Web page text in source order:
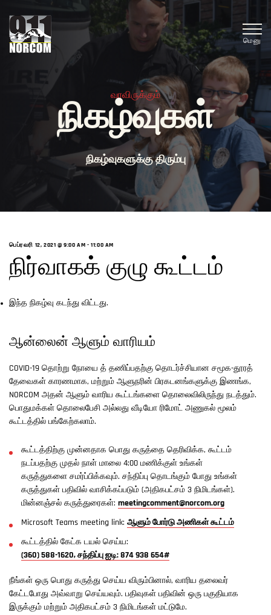
மெனு
வரவிருக்கும்
நிகழ்வுகள்
நிகழ்வுகளுக்கு திரும்பு
பெப்ரவரி 12, 2021 @ 9:00 AM -11:00 AM
நிர்வாகக் குழு கூட்டம்
இந்த நிகழ்வு கடந்து விட்டது.
ஆன்லைன் ஆளும் வாரியம்
COVID-19 தொற்று நோயை த் தணிப்பதற்கு தொடர்ச்சியான சமூக-தூரத்
தேவைகள் காரணமாக, மற்றும் ஆளுநரின் பிரகடனங்களுக்கு இணங்க,
NORCOM அதன் ஆளும் வாரிய கூட்டங்களை தொலைவிலிருந்து நடத்தும்.
பொதுமக்கள் தொலைபேசி அல்லது வீடியோ ரிமோட் அணுகல் மூலம்
கூட்டத்தில் பங்கேற்கலாம்.
கூட்டத்திற்கு முன்னதாக பொது கருத்தை தெரிவிக்க, கூட்டம்
நடப்பதற்கு முதல் நாள் மாலை 4:00 மணிக்குள் உங்கள்
கருத்துகளை சமர்ப்பிக்கவும். சந்திப்பு தொடங்கும் போது உங்கள்
கருத்துகள் பதிவில் வாசிக்கப்படும் (அதிகபட்சம் 3 நிமிடங்கள்).
மின்னஞ்சல் கருத்துரைகள்: meetingcomment@norcom.org
Microsoft Teams meeting link: ஆளும் போர்டு அணிகள் கூட்டம்
கூட்டத்தில் கேட்க டயல் செய்ய:
(360) 588-1620, சந்திப்பு ஐடி: 874 938 654#
நீங்கள் ஒரு பொது கருத்து செய்ய விரும்பினால், வாரிய தலைவர்
கேட்டபோது அவ்வாறு செய்யவும். பதிவுகள் பதிவின் ஒரு பகுதியாக
இருக்கும் மற்றும் அதிகபட்சம் 3 நிமிடங்கள் மட்டுமே.